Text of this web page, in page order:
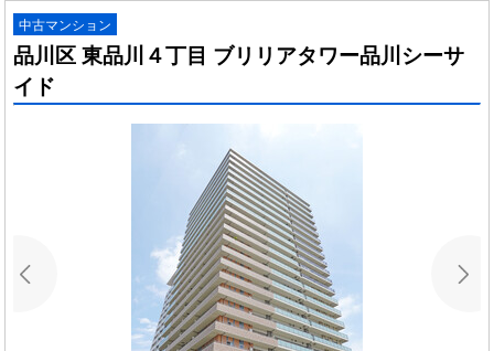
中古マンション
品川区 東品川４丁目 ブリリアタワー品川シーサ
イド